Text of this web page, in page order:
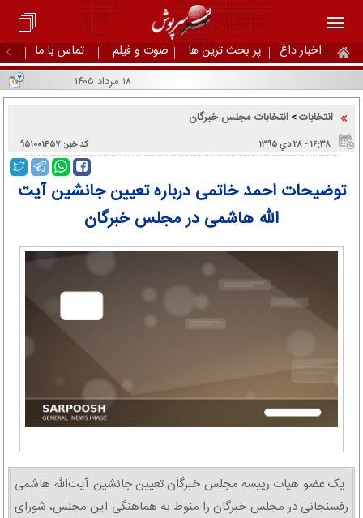
اخبار داغ پر بحث ترین ها صوت و فیلم تماس با ما
۱۸ مرداد ۱۴۰۵
انتخابات> انتخابات مجلس خبرگان
۱۶:۳۸ - ۲۸ دي ۱۳۹۵ کد خبر: ۹۵۱۰۰۱۴۵۷
توضیحات احمد خاتمی درباره تعیین جانشین آیت
الله هاشمی در مجلس خبرگان
یک عضو هیات رییسه مجلس خبرگان تعیین جانشین آیت‌الله هاشمی
رفسنجانی در مجلس خبرگان را منوط به هماهنگی این مجلس، شورای